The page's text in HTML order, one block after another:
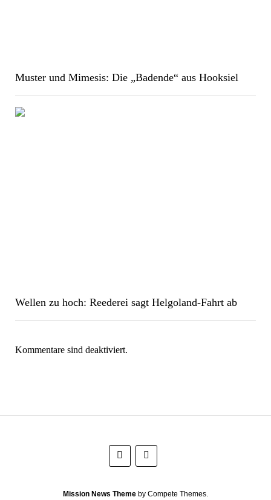
Muster und Mimesis: Die „Badende“ aus Hooksiel
Wellen zu hoch: Reederei sagt Helgoland-Fahrt ab
Kommentare sind deaktiviert.
Mission News Theme by Compete Themes.